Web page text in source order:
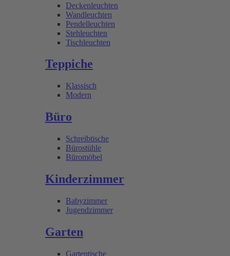
Deckenleuchten
Wandleuchten
Pendelleuchten
Stehleuchten
Tischleuchten
Teppiche
Klassisch
Modern
Büro
Schreibtische
Bürostühle
Büromöbel
Kinderzimmer
Babyzimmer
Jugendzimmer
Garten
Gartentische